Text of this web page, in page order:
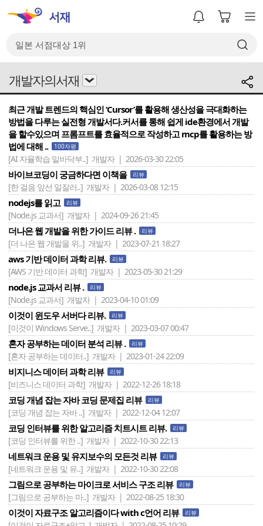
개발자의서재
최근 개발 트렌드의 핵심인 ‘Cursor’를 활용해 생산성을 극대화하는
방법을 다루는 실전형 개발서다.커서를 통해 쉽게 ide환경에서 개발
을 할수있으며 프롬프트를 효율적으로 작성하고 mcp를 활용하는 방
법에 대해 ..
100자평
[AI 자율학습 밑바닥부..] 개발자 | 2026-03-30 22:05
바이브코딩이 궁금하다면 이책을 리뷰
[한 걸음 앞선 일잘러..] 개발자 | 2026-03-08 12:15
nodejs를 읽고 리뷰
[Node.js 교과서] 개발자 | 2024-09-26 21:45
더나은 웹 개발을 위한 가이드 리뷰 . 리뷰
[더 나은 웹 개발을 위..] 개발자 | 2023-07-21 18:27
aws 기반 데이터 과학 리뷰. 리뷰
[AWS 기반 데이터 과학] 개발자 | 2023-05-30 21:29
node.js 교과서 리뷰 . 리뷰
[Node.js 교과서] 개발자 | 2023-04-10 01:09
이것이 윈도우 서버다 리뷰. 리뷰
[이것이 Windows Serve..] 개발자 | 2023-03-07 00:47
혼자 공부하는 데이터 분석 리뷰 . 리뷰
[혼자 공부하는 데이터..] 개발자 | 2023-01-24 22:09
비지니스 데이터 과학 리뷰 리뷰
[비즈니스 데이터 과학] 개발자 | 2022-12-26 18:18
코딩 개념 잡는 자바 코딩 문제집 리뷰 리뷰
[코딩 개념 잡는 자바 ..] 개발자 | 2022-12-04 12:07
코딩 인터뷰를 위한 알고리즘 치트시트 리뷰. 리뷰
[코딩 인터뷰를 위한 ..] 개발자 | 2022-10-30 22:13
네트워크 운용 및 유지보수의 모든것 리뷰 리뷰
[네트워크 운용 및 유..] 개발자 | 2022-10-30 22:08
그림으로 공부하는 마이크로 서비스 구조 리뷰 리뷰
[그림으로 공부하는 마..] 개발자 | 2022-08-25 18:30
이것이 자료구조 알고리즘이다 with c언어 리뷰 리뷰